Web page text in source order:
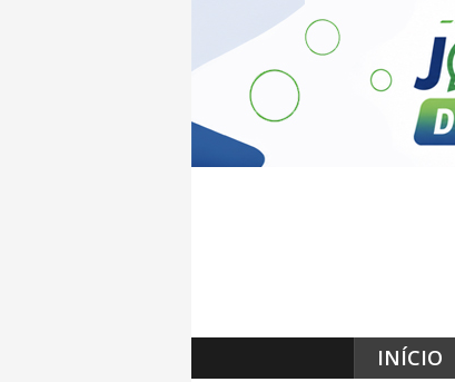
INÍCIO